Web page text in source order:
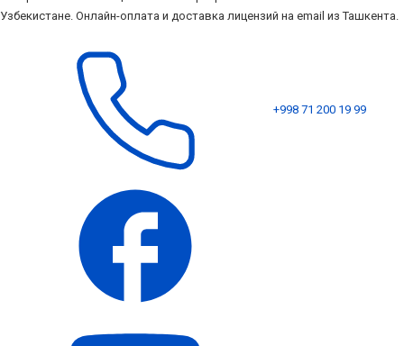
Узбекистане. Онлайн-оплата и доставка лицензий на email из Ташкента.
+998 71 200 19 99